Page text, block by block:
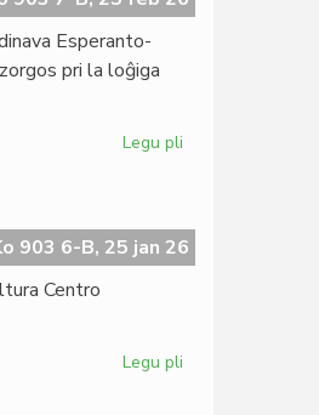
Esperanto-
pri la loĝiga
Legu pli
bonvenigis
Manuelan
903 6-B, 25 jan 26
Centro
Legu pli